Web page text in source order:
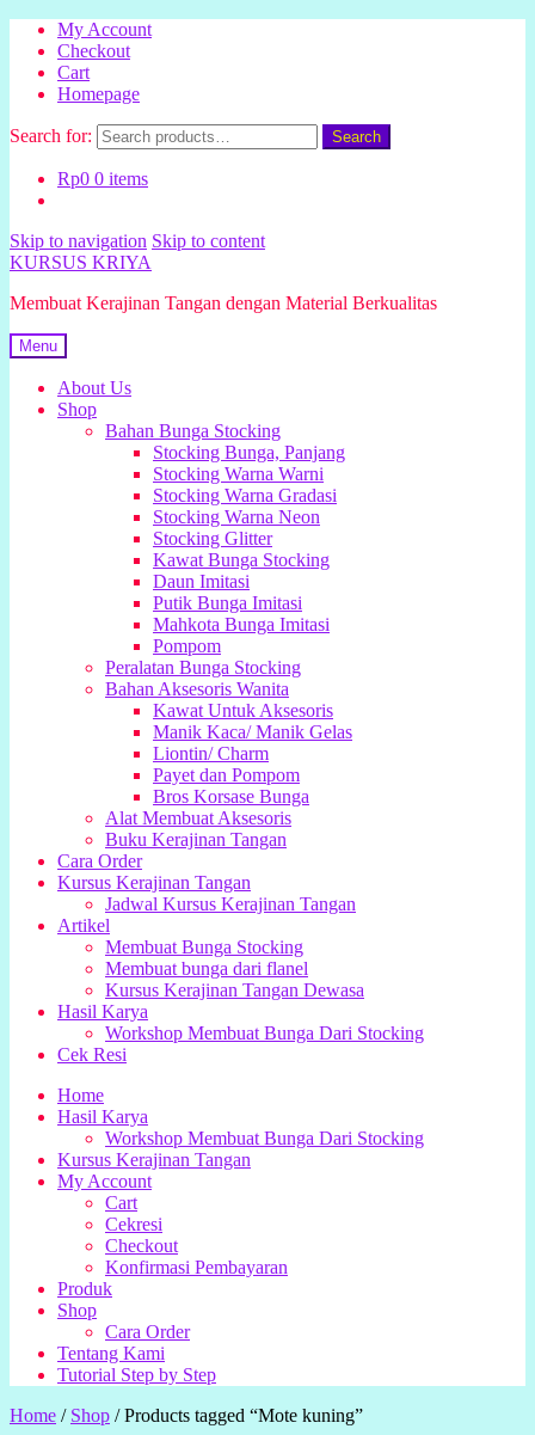
My Account
Checkout
Cart
Homepage
Search for: Search
Rp0 0 items
Skip to navigation Skip to content
KURSUS KRIYA
Membuat Kerajinan Tangan dengan Material Berkualitas
Menu
About Us
Shop
Bahan Bunga Stocking
Stocking Bunga, Panjang
Stocking Warna Warni
Stocking Warna Gradasi
Stocking Warna Neon
Stocking Glitter
Kawat Bunga Stocking
Daun Imitasi
Putik Bunga Imitasi
Mahkota Bunga Imitasi
Pompom
Peralatan Bunga Stocking
Bahan Aksesoris Wanita
Kawat Untuk Aksesoris
Manik Kaca/ Manik Gelas
Liontin/ Charm
Payet dan Pompom
Bros Korsase Bunga
Alat Membuat Aksesoris
Buku Kerajinan Tangan
Cara Order
Kursus Kerajinan Tangan
Jadwal Kursus Kerajinan Tangan
Artikel
Membuat Bunga Stocking
Membuat bunga dari flanel
Kursus Kerajinan Tangan Dewasa
Hasil Karya
Workshop Membuat Bunga Dari Stocking
Cek Resi
Home
Hasil Karya
Workshop Membuat Bunga Dari Stocking
Kursus Kerajinan Tangan
My Account
Cart
Cekresi
Checkout
Konfirmasi Pembayaran
Produk
Shop
Cara Order
Tentang Kami
Tutorial Step by Step
Home / Shop /Products tagged “Mote kuning”